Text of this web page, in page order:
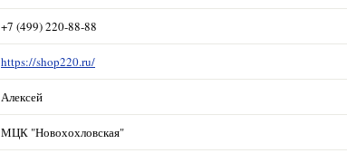
+7 (499) 220-88-88
https://shop220.ru/
Алексей
МЦК "Новохохловская"